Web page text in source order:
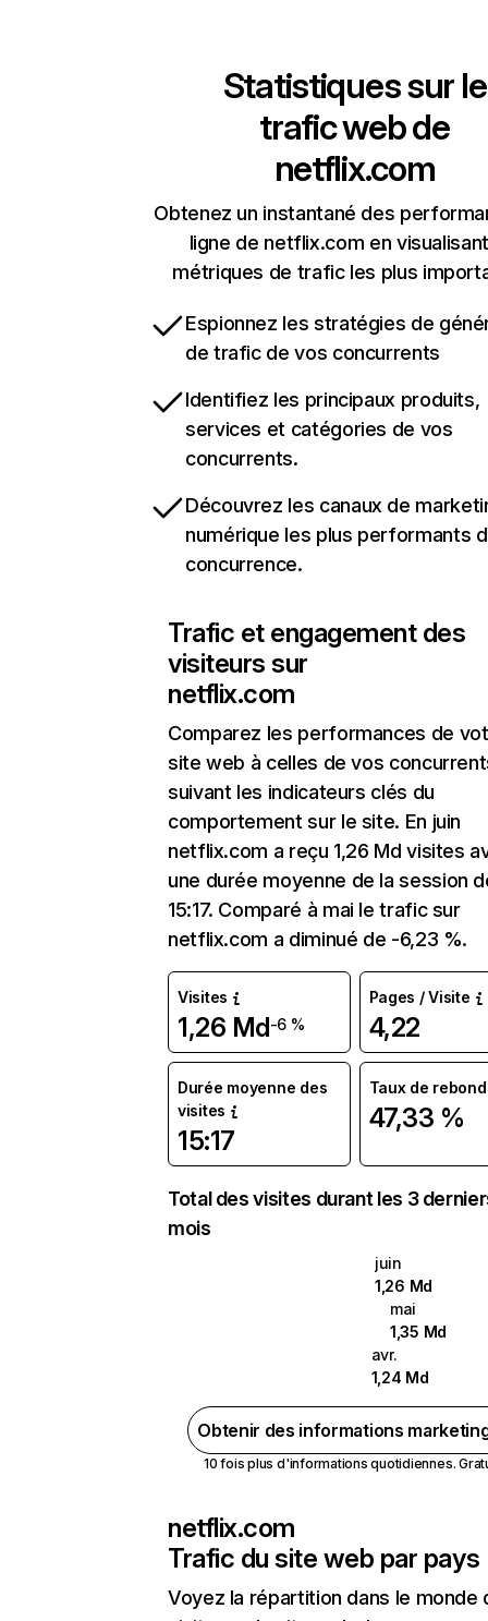
Statistiques sur le
trafic web de
netflix.com
Obtenez un instantané des
ligne de netflix.com en
métriques de trafic les plus
Espionnez les stratégies de
de trafic de vos concurrents
Identifiez les principaux produits,
services et catégories de vos
concurrents.
Découvrez les canaux de
numérique les plus performants
concurrence.
Trafic et engagement des
visiteurs sur
netflix.com
Comparez les performances de
site web à celles de vos
suivant les indicateurs clés du
comportement sur le site. En juin
netflix.com a reçu 1,26 Md visites
une durée moyenne de la session
15:17. Comparé à mai le trafic sur
netflix.com a diminué de -6,23 %.
Visites
1,26 Md-6 %
Pages / Visite
4,22
Durée moyenne des
visites
15:17
Taux de rebond
47,33 %
Total des visites durant les 3
mois
juin
1,26 Md
mai
1,35 Md
avr.
1,24 Md
Obtenir des informations
10 fois plus d'informations quotidiennes.
netflix.com
Trafic du site web par pays
Voyez la répartition dans le monde